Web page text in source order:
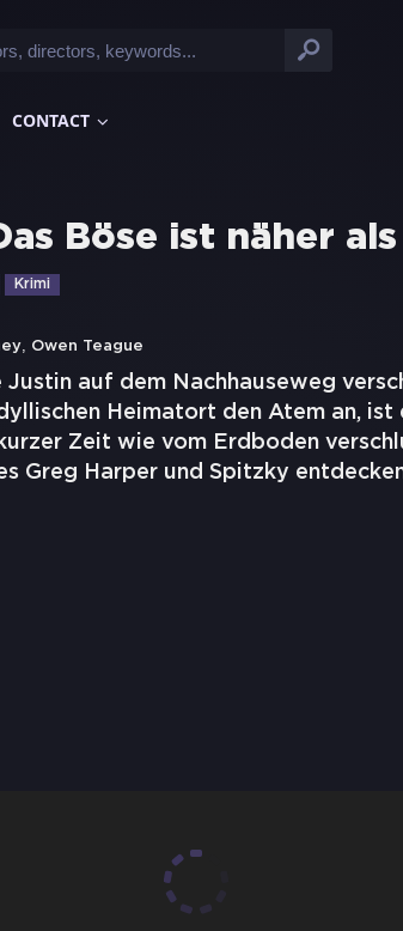
CONTACT
Böse ist näher
Krimi
, Owen Teague
auf dem Nachhauseweg
Heimatort den Atem an, ist
Zeit wie vom Erdboden
Greg Harper und Spitzky